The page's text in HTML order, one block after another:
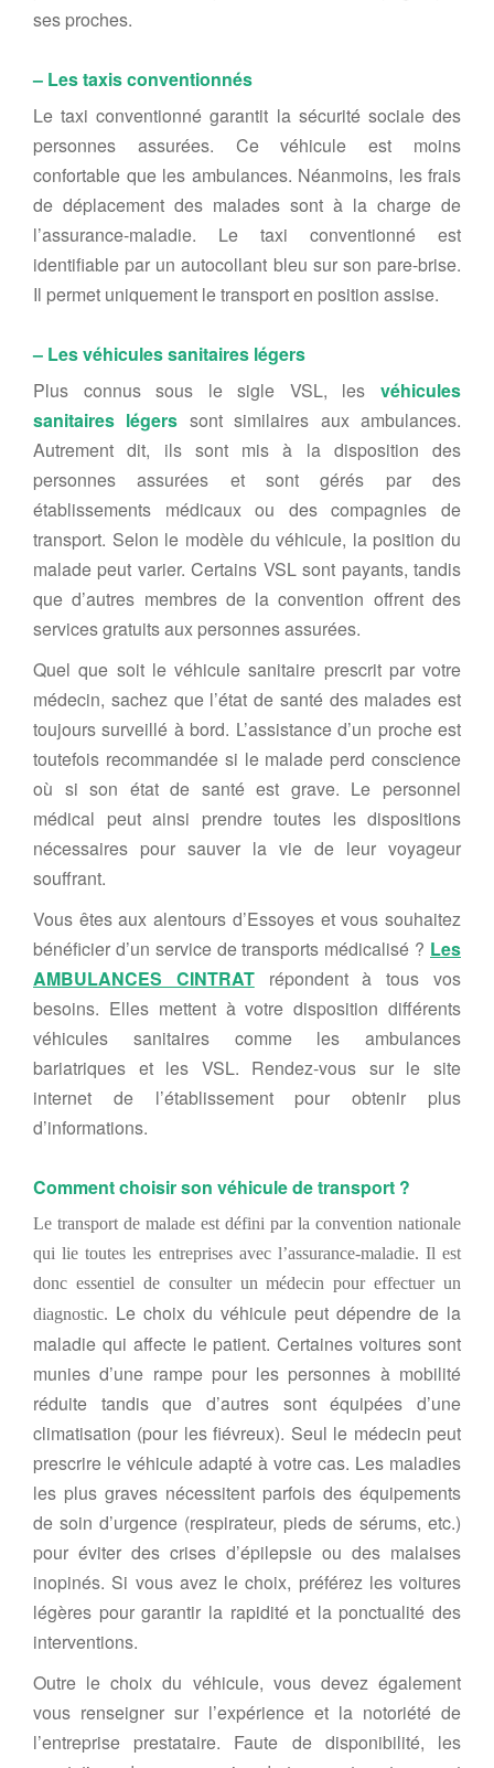
ses proches.
– Les taxis conventionnés
Le taxi conventionné garantit la sécurité sociale des
personnes assurées. Ce véhicule est moins
confortable que les ambulances. Néanmoins, les frais
de déplacement des malades sont à la charge de
l’assurance-maladie. Le taxi conventionné est
identifiable par un autocollant bleu sur son pare-brise.
Il permet uniquement le transport en position assise.
– Les véhicules sanitaires légers
Plus connus sous le sigle VSL, les véhicules
sanitaires légers sont similaires aux ambulances.
Autrement dit, ils sont mis à la disposition des
personnes assurées et sont gérés par des
établissements médicaux ou des compagnies de
transport. Selon le modèle du véhicule, la position du
malade peut varier. Certains VSL sont payants, tandis
que d’autres membres de la convention offrent des
services gratuits aux personnes assurées.
Quel que soit le véhicule sanitaire prescrit par votre
médecin, sachez que l’état de santé des malades est
toujours surveillé à bord. L’assistance d’un proche est
toutefois recommandée si le malade perd conscience
où si son état de santé est grave. Le personnel
médical peut ainsi prendre toutes les dispositions
nécessaires pour sauver la vie de leur voyageur
souffrant.
Vous êtes aux alentours d’Essoyes et vous souhaitez
bénéficier d’un service de transports médicalisé ? Les
AMBULANCES CINTRATrépondent à tous vos
besoins. Elles mettent à votre disposition différents
véhicules sanitaires comme les ambulances
bariatriques et les VSL. Rendez-vous sur le site
internet de l’établissement pour obtenir plus
d’informations.
Comment choisir son véhicule de transport ?
Le transport de malade est défini par la convention nationale
qui lie toutes les entreprises avec l’assurance-maladie. Il est
donc essentiel de consulter un médecin pour effectuer un
diagnostic. Le choix du véhicule peut dépendre de la
maladie qui affecte le patient. Certaines voitures sont
munies d’une rampe pour les personnes à mobilité
réduite tandis que d’autres sont équipées d’une
climatisation (pour les fiévreux). Seul le médecin peut
prescrire le véhicule adapté à votre cas. Les maladies
les plus graves nécessitent parfois des équipements
de soin d’urgence (respirateur, pieds de sérums, etc.)
pour éviter des crises d’épilepsie ou des malaises
inopinés. Si vous avez le choix, préférez les voitures
légères pour garantir la rapidité et la ponctualité des
interventions.
Outre le choix du véhicule, vous devez également
vous renseigner sur l’expérience et la notoriété de
l’entreprise prestataire. Faute de disponibilité, les